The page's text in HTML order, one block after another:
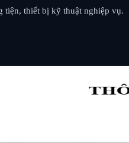
tiện, thiết bị kỹ thuật nghiệp vụ.